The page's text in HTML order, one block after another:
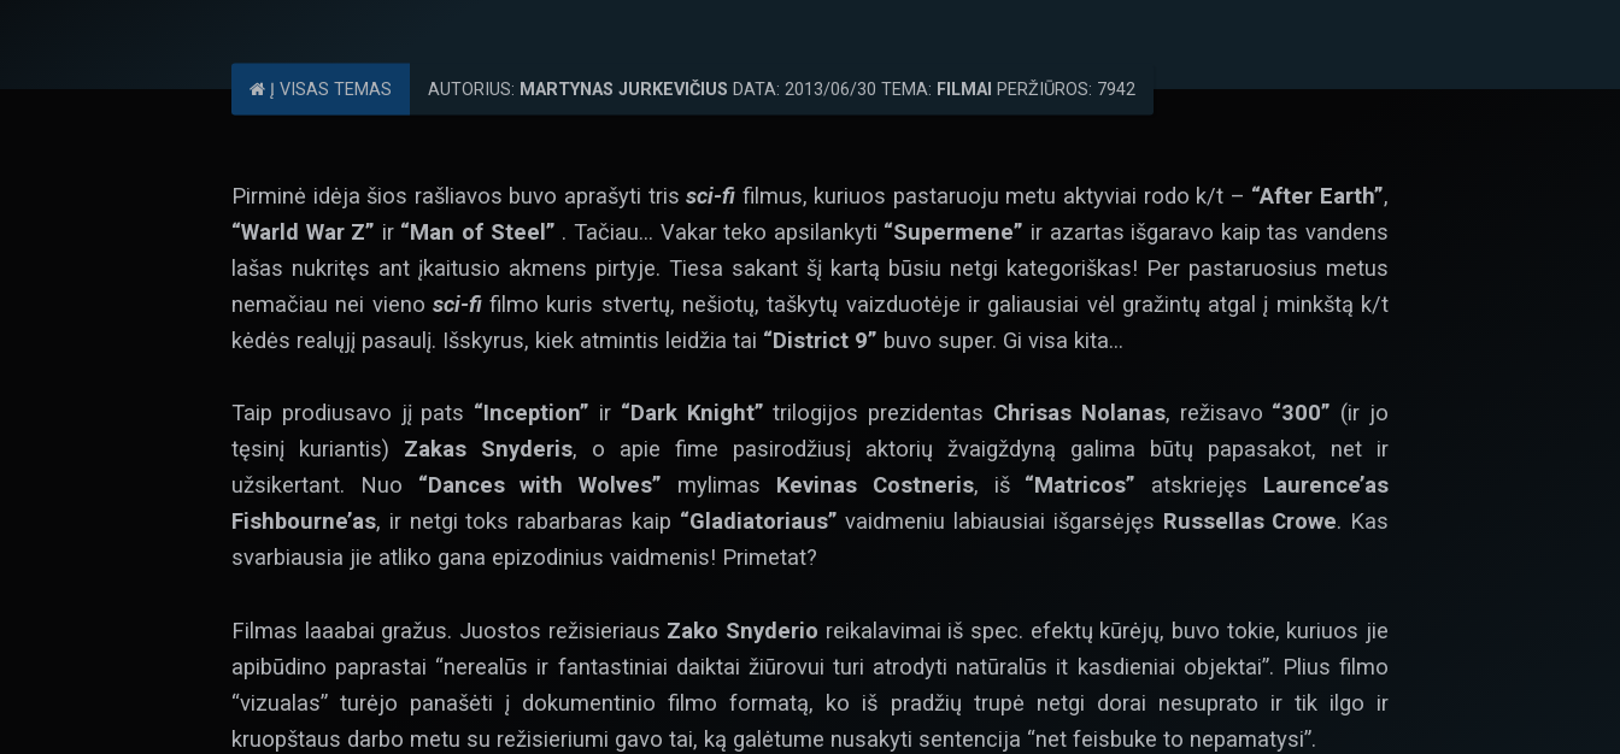
Į VISAS TEMAS AUTORIUS: MARTYNAS JURKEVIČIUS DATA: 2013/06/30 TEMA: FILMAI PERŽIŪROS: 7942
Pirminė idėja šios rašliavos buvo aprašyti tris sci-fi filmus, kuriuos pastaruoju metu aktyviai rodo k/t – “After Earth”,
“Warld War Z” ir “Man of Steel” . Tačiau… Vakar teko apsilankyti “Supermene” ir azartas išgaravo kaip tas vandens
lašas nukritęs ant įkaitusio akmens pirtyje. Tiesa sakant šį kartą būsiu netgi kategoriškas! Per pastaruosius metus
nemačiau nei vieno sci-fifilmo kuris stvertų, nešiotų, taškytų vaizduotėje ir galiausiai vėl gražintų atgal į minkštą k/t
kėdės realųjį pasaulį. Išskyrus, kiek atmintis leidžia tai “District 9” buvo super. Gi visa kita…
Taip prodiusavo jį pats “Inception” ir “Dark Knight” trilogijos prezidentas Chrisas Nolanas, režisavo “300” (ir jo
tęsinį kuriantis) Zakas Snyderis, o apie fime pasirodžiusį aktorių žvaigždyną galima būtų papasakot, net ir
užsikertant. Nuo “Dances with Wolves” mylimas Kevinas Costneris, iš “Matricos” atskriejęs Laurence’as
Fishbourne’as, ir netgi toks rabarbaras kaip “Gladiatoriaus” vaidmeniu labiausiai išgarsėjęs Russellas Crowe. Kas
svarbiausia jie atliko gana epizodinius vaidmenis! Primetat?
Filmas laaabai gražus. Juostos režisieriaus Zako Snyderio reikalavimai iš spec. efektų kūrėjų, buvo tokie, kuriuos jie
apibūdino paprastai “nerealūs ir fantastiniai daiktai žiūrovui turi atrodyti natūralūs it kasdieniai objektai”. Plius filmo
“vizualas” turėjo panašėti į dokumentinio filmo formatą, ko iš pradžių trupė netgi dorai nesuprato ir tik ilgo ir
kruopštaus darbo metu su režisieriumi gavo tai, ką galėtume nusakyti sentencija “net feisbuke to nepamatysi”.